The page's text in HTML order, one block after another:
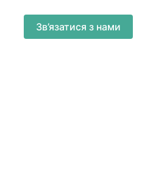
Зв’язатися з нами